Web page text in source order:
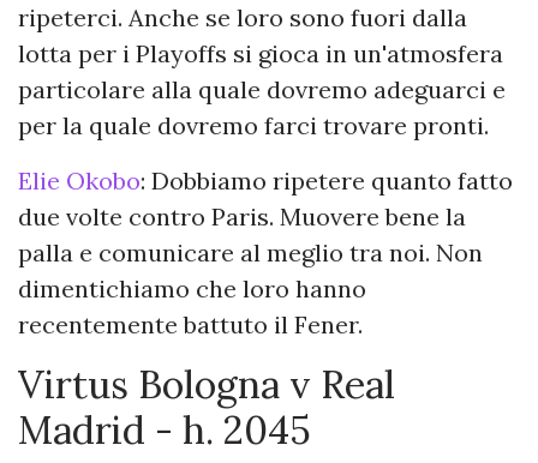
ripeterci. Anche se loro sono fuori dalla
lotta per i Playoffs si gioca in un'atmosfera
particolare alla quale dovremo adeguarci e
per la quale dovremo farci trovare pronti.
Elie Okobo: Dobbiamo ripetere quanto fatto
due volte contro Paris. Muovere bene la
palla e comunicare al meglio tra noi. Non
dimentichiamo che loro hanno
recentemente battuto il Fener.
Virtus Bologna v Real
Madrid - h. 2045